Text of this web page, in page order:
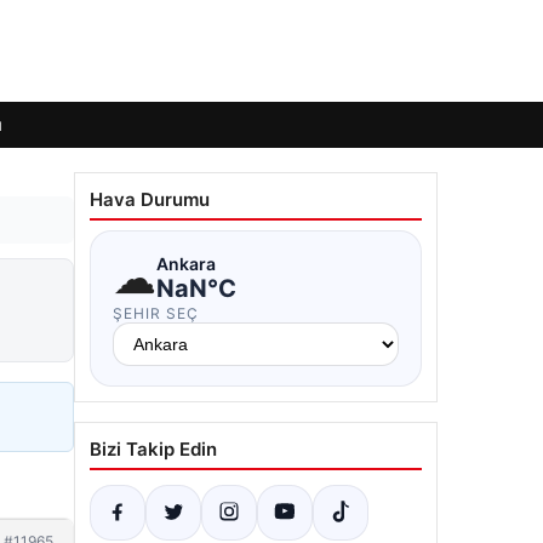
Hava Durumu
☁Ankara
NaN°C
ŞEHIR SEÇ
Bizi Takip Edin